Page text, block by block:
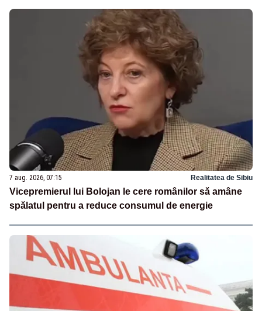
7 aug. 2026, 07:15 Realitatea de Sibiu
Vicepremierul lui Bolojan le cere românilor să amâne
spălatul pentru a reduce consumul de energie